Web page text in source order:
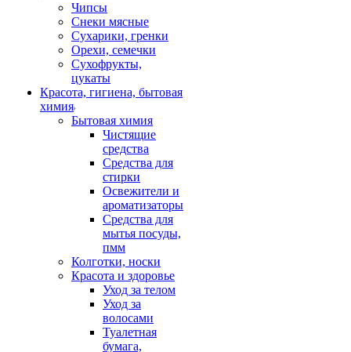
Чипсы
Снеки мясные
Сухарики, гренки
Орехи, семечки
Сухофрукты,
цукаты
Красота, гигиена, бытовая
химия
Бытовая химия
Чистящие
средства
Средства для
стирки
Освежители и
ароматизаторы
Средства для
мытья посуды,
пмм
Колготки, носки
Красота и здоровье
Уход за телом
Уход за
волосами
Туалетная
бумага,